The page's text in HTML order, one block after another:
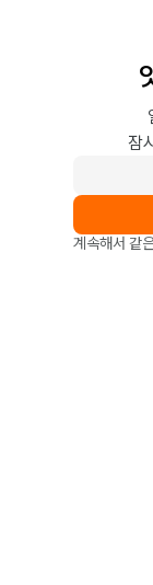
잠
계속해서 같